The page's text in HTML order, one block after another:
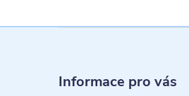
Informace pro vás